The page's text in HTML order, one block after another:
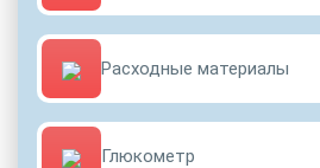
Расходные материалы
Глюкометр